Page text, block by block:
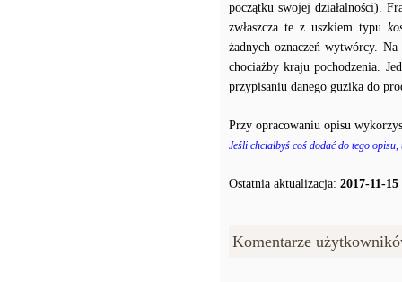
początku swojej działalności).
zwłaszcza te z uszkiem typu
żadnych oznaczeń wytwórcy.
chociażby kraju pochodzenia.
przypisaniu danego guzika do
Przy opracowaniu opisu
Jeśli chciałbyś coś dodać do tego
Ostatnia aktualizacja: 2017-11-15
Komentarze